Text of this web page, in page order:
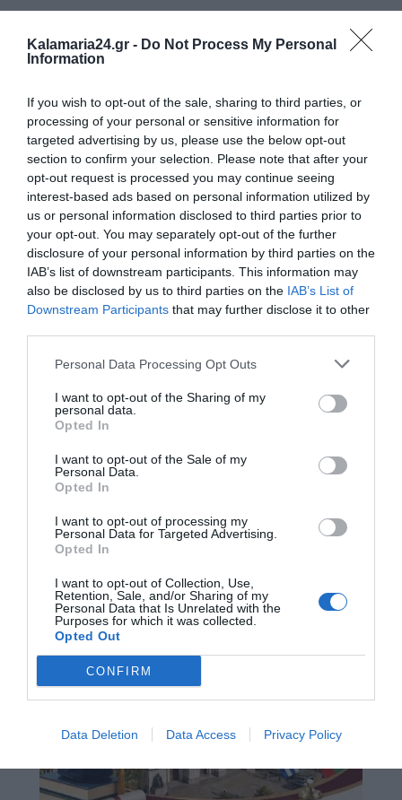
Kalamaria24.gr - Do Not Process My Personal
Information
If you wish to opt-out of the sale, sharing to third parties, or
processing of your personal or sensitive information for
targeted advertising by us, please use the below opt-out
section to confirm your selection. Please note that after your
opt-out request is processed you may continue seeing
interest-based ads based on personal information utilized by
us or personal information disclosed to third parties prior to
your opt-out. You may separately opt-out of the further
disclosure of your personal information by third parties on the
IAB’s list of downstream participants. This information may
also be disclosed by us to third parties on the IAB’s List of
Downstream Participants that may further disclose it to other
Personal Data Processing Opt Outs
I want to opt-out of the Sharing of my
personal data.
Opted In
I want to opt-out of the Sale of my
Personal Data.
Opted In
I want to opt-out of processing my
Personal Data for Targeted Advertising.
Opted In
I want to opt-out of Collection, Use,
Retention, Sale, and/or Sharing of my
Personal Data that Is Unrelated with the
Purposes for which it was collected.
Opted Out
CONFIRM
Data Deletion Data Access Privacy Policy